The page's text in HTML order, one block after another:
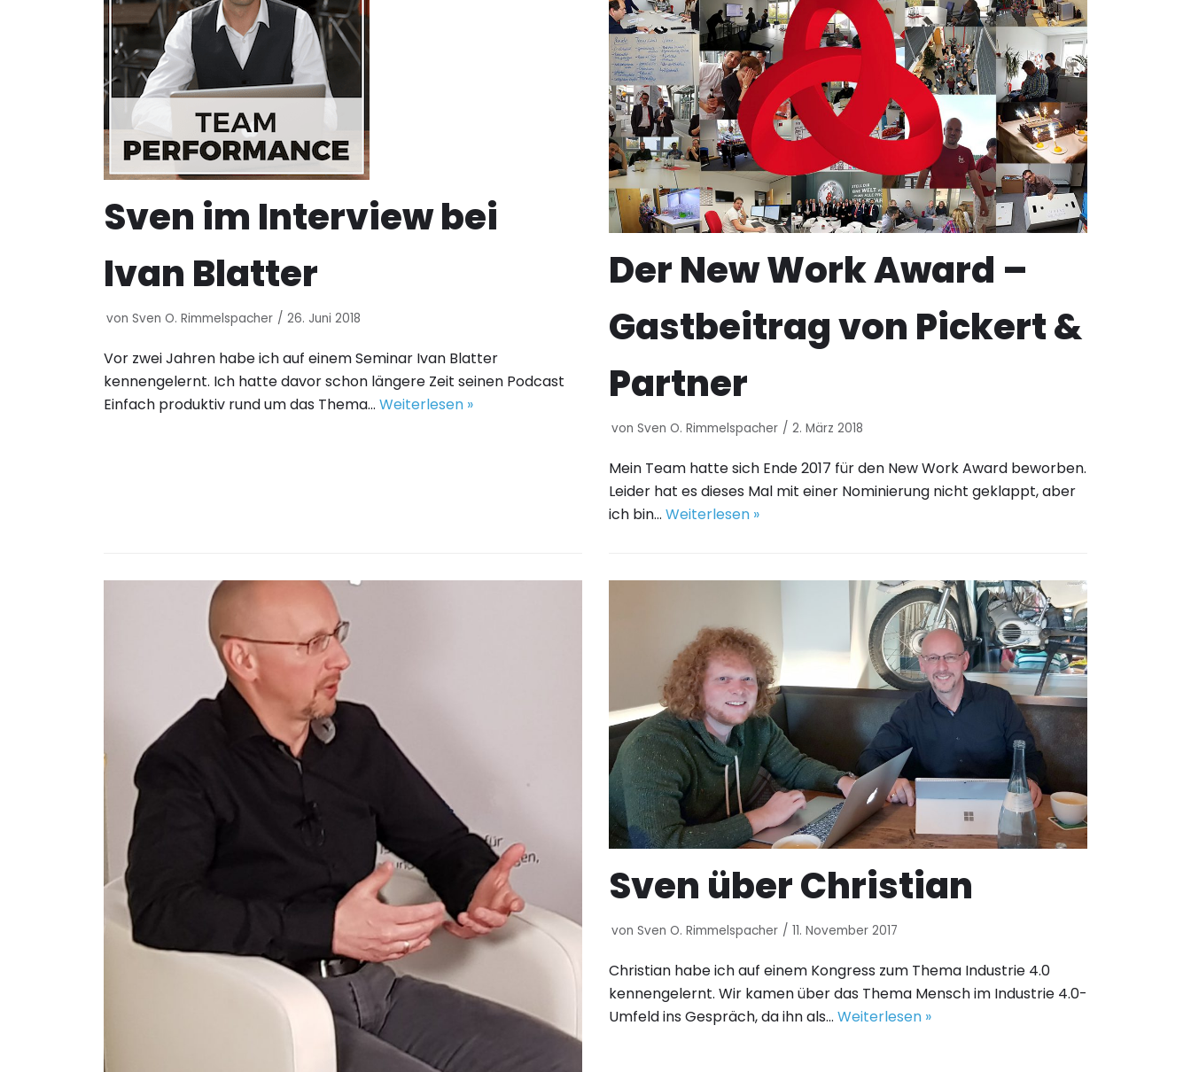
Sven im Interview bei
Ivan Blatter
von Sven O. Rimmelspacher 26. Juni 2018
Vor zwei Jahren habe ich auf einem Seminar Ivan Blatter
kennengelernt. Ich hatte davor schon längere Zeit seinen Podcast
Einfach produktiv rund um das Thema… Weiterlesen »
Der New Work Award –
Gastbeitrag von Pickert &
Partner
von Sven O. Rimmelspacher 2. März 2018
Mein Team hatte sich Ende 2017 für den New Work Award beworben.
Leider hat es dieses Mal mit einer Nominierung nicht geklappt, aber
ich bin… Weiterlesen »
Sven über Christian
von Sven O. Rimmelspacher 11. November 2017
Christian habe ich auf einem Kongress zum Thema Industrie 4.0
kennengelernt. Wir kamen über das Thema Mensch im Industrie 4.0-
Umfeld ins Gespräch, da ihn als… Weiterlesen »